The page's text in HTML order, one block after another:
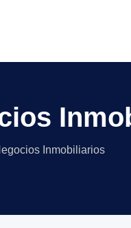
Inmobiliarios